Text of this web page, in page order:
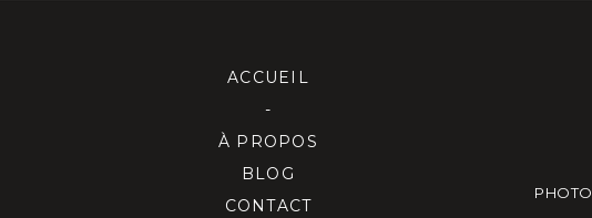
ACCUEIL
-
À PROPOS
BLOG
CONTACT